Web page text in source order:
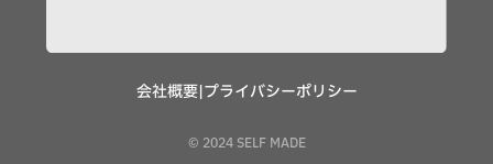
会社概要|プライバシーポリシー
© 2024 SELF MADE